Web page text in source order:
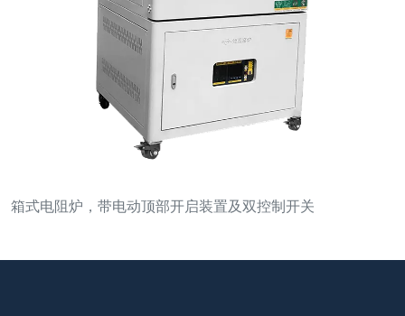
箱式电阻炉，带电动顶部开启装置及双控制开关